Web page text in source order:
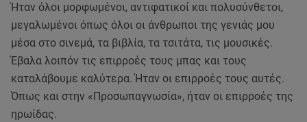
Ήταν όλοι μορφωμένοι, αντιφατικοί και πολυσύνθετοι,
μεγαλωμένοι όπως όλοι οι άνθρωποι της γενιάς μου
μέσα στο σινεμά, τα βιβλία, τα τσιτάτα, τις μουσικές.
Έβαλα λοιπόν τις επιρροές τους μπας και τους
καταλάβουμε καλύτερα. Ήταν οι επιρροές τους αυτές.
Όπως και στην «Προσωπαγνωσία», ήταν οι επιρροές της
ηρωίδας.